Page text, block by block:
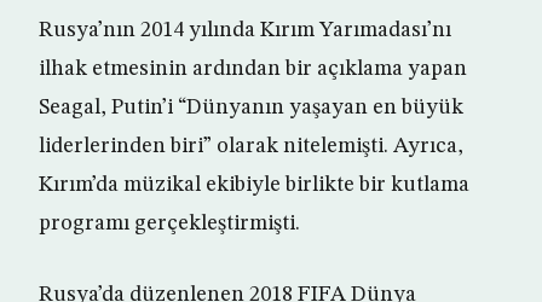
Rusya’nın 2014 yılında Kırım Yarımadası’nı
ilhak etmesinin ardından bir açıklama yapan
Seagal, Putin’i “Dünyanın yaşayan en büyük
liderlerinden biri” olarak nitelemişti. Ayrıca,
Kırım’da müzikal ekibiyle birlikte bir kutlama
programı gerçekleştirmişti.
Rusya’da düzenlenen 2018 FIFA Dünya